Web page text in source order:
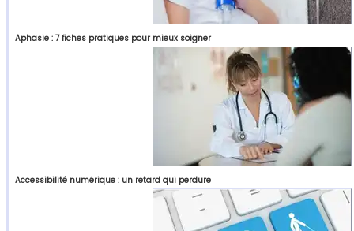
Aphasie : 7 fiches pratiques pour mieux soigner
Accessibilité numérique : un retard qui perdure